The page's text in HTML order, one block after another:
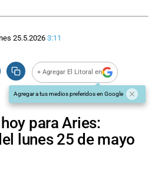
25.5.2026 3:11
+ Agregar El Litoral en
Agregar a tus medios preferidos en Google
para Aries:
lunes 25 de mayo